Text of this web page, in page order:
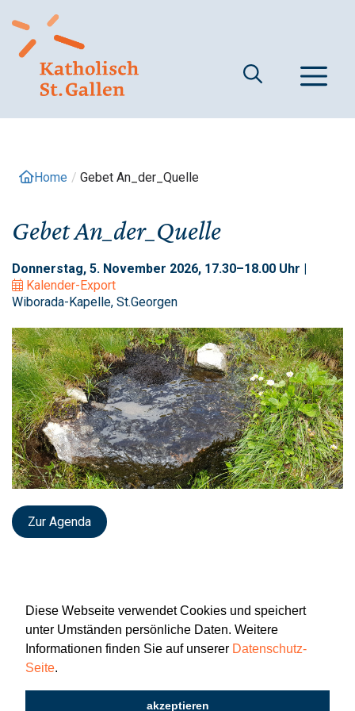
Diese Webseite verwendet Cookies und speichert
unter Umständen persönliche Daten. Weitere
Informationen finden Sie auf unserer Datenschutz-
Seite.
akzeptieren
zum
Inhalt
Home / Gebet An_der_Quelle
Gebet An_der_Quelle
Donnerstag, 5. November 2026, 17.30–18.00 Uhr |
Kalender-Export
Wiborada-Kapelle, St.Georgen
Zur Agenda
Newsletter Impressum Datenschutz